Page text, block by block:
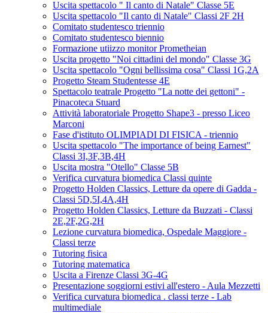
Uscita spettacolo " Il canto di Natale" Classe 5E
Uscita spettacolo "Il canto di Natale" Classi 2F 2H
Comitato studentesco triennio
Comitato studentesco biennio
Formazione utiizzo monitor Prometheian
Uscita progetto "Noi cittadini del mondo" Classe 3G
Uscita spettacolo "Ogni bellissima cosa" Classi 1G,2A
Progetto Steam Studentesse 4E
Spettacolo teatrale Progetto "La notte dei gettoni" -
Pinacoteca Stuard
Attività laboratoriale Progetto Shape3 - presso Liceo
Marconi
Fase d'istituto OLIMPIADI DI FISICA - triennio
Uscita spettacolo "The importance of being Earnest"
Classi 3I,3F,3B,4H
Uscita mostra "Otello" Classe 5B
Verifica curvatura biomedica Classi quinte
Progetto Holden Classics, Letture da opere di Gadda -
Classi 5D,5I,4A,4H
Progetto Holden Classics, Letture da Buzzati - Classi
2E,2F,2G,2H
Lezione curvatura biomedica, Ospedale Maggiore -
Classi terze
Tutoring fisica
Tutoring matematica
Uscita a Firenze Classi 3G-4G
Presentazione soggiorni estivi all'estero - Aula Mezzetti
Verifica curvatura biomedica . classi terze - Lab
multimediale